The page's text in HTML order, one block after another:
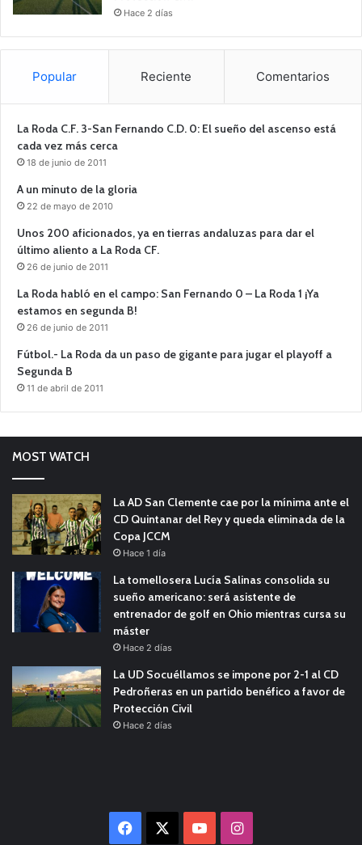
Hace 2 días
Popular Reciente Comentarios
La Roda C.F. 3-San Fernando C.D. 0: El sueño del ascenso está
cada vez más cerca
18 de junio de 2011
A un minuto de la gloria
22 de mayo de 2010
Unos 200 aficionados, ya en tierras andaluzas para dar el
último aliento a La Roda CF.
26 de junio de 2011
La Roda habló en el campo: San Fernando 0 – La Roda 1 ¡Ya
estamos en segunda B!
26 de junio de 2011
Fútbol.- La Roda da un paso de gigante para jugar el playoff a
Segunda B
11 de abril de 2011
MOST WATCH
La AD San Clemente cae por la mínima ante el
CD Quintanar del Rey y queda eliminada de la
Copa JCCM
Hace 1 día
La tomellosera Lucía Salinas consolida su
sueño americano: será asistente de
entrenador de golf en Ohio mientras cursa su
máster
Hace 2 días
La UD Socuéllamos se impone por 2-1 al CD
Pedroñeras en un partido benéfico a favor de
Protección Civil
Hace 2 días
Facebook YouTubeInstagram